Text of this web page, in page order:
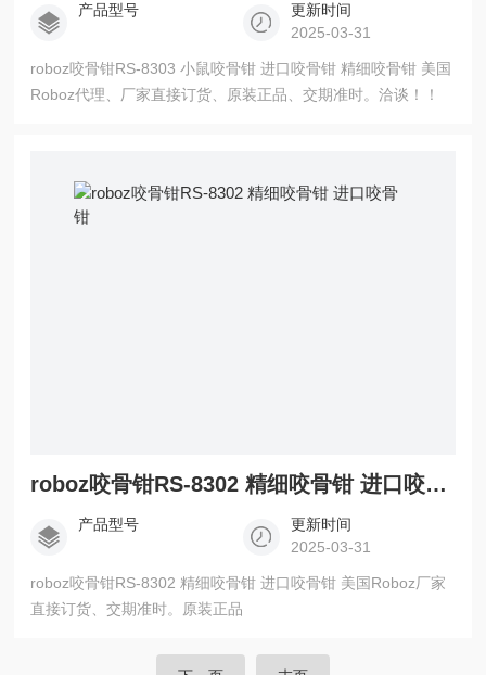
产品型号
更新时间
2025-03-31
roboz咬骨钳RS-8303 小鼠咬骨钳 进口咬骨钳 精细咬骨钳 美国
Roboz代理、厂家直接订货、原装正品、交期准时。洽谈！！
roboz咬骨钳RS-8302 精细咬骨钳 进口咬骨钳
产品型号
更新时间
2025-03-31
roboz咬骨钳RS-8302 精细咬骨钳 进口咬骨钳 美国Roboz厂家
直接订货、交期准时。原装正品